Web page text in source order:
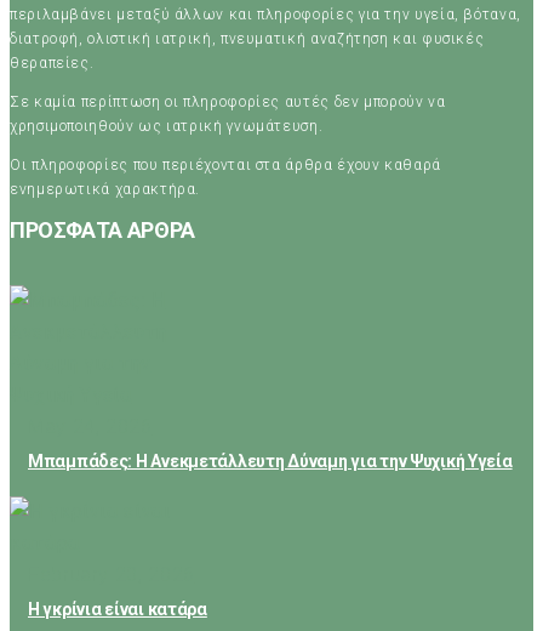
περιλαμβάνει μεταξύ άλλων και πληροφορίες για την υγεία, βότανα,
διατροφή, ολιστική ιατρική, πνευματική αναζήτηση και φυσικές
θεραπείες.
Σε καμία περίπτωση οι πληροφορίες αυτές δεν μπορούν να
χρησιμοποιηθούν ως ιατρική γνωμάτευση.
Οι πληροφορίες που περιέχονται στα άρθρα έχουν καθαρά
ενημερωτικά χαρακτήρα.
ΠΡΟΣΦΑΤΑ ΑΡΘΡΑ
Μπαμπάδες: Η Ανεκμετάλλευτη Δύναμη για την Ψυχική Υγεία
Η γκρίνια είναι κατάρα